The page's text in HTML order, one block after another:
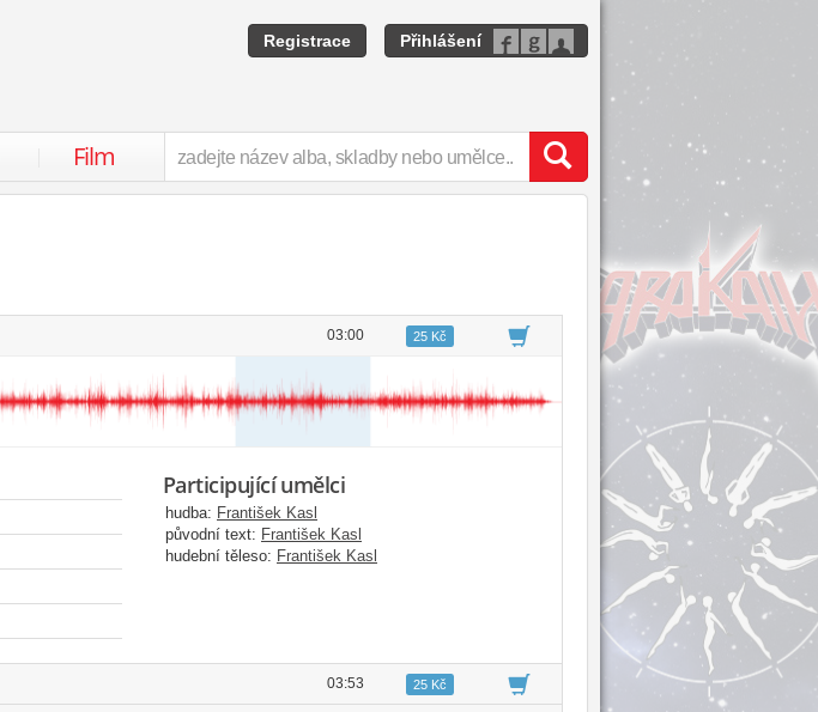
Registrace Přihlášení
Film
03:00 25 Kč
Participující umělci
hudba: František Kasl
původní text: František Kasl
hudební těleso: František Kasl
03:53 25 Kč